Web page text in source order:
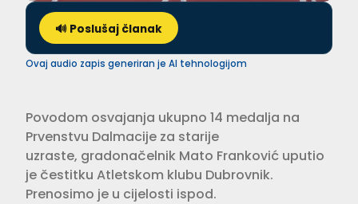
🔊 Poslušaj članak
Ovaj audio zapis generiran je AI tehnologijom
Povodom osvajanja ukupno 14 medalja na
Prvenstvu Dalmacije za starije
uzraste, gradonačelnik Mato Franković uputio
je čestitku Atletskom klubu Dubrovnik.
Prenosimo je u cijelosti ispod.